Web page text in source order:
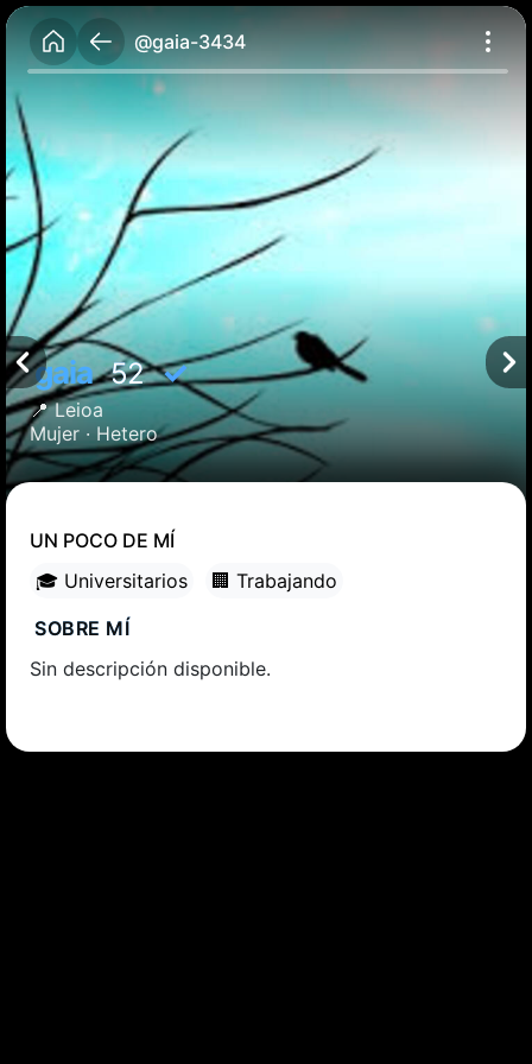
@gaia-3434
gaia52✓
📍Leioa
Mujer · Hetero
UN POCO DE MÍ
🎓 Universitarios
🏢 Trabajando
SOBRE MÍ
Sin descripción disponible.